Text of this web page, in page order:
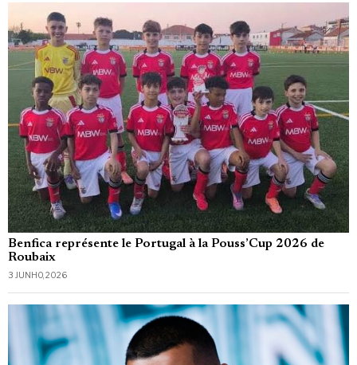
Benfica représente le Portugal à la Pouss’Cup 2026 de
Roubaix
3 JUNHO, 2026